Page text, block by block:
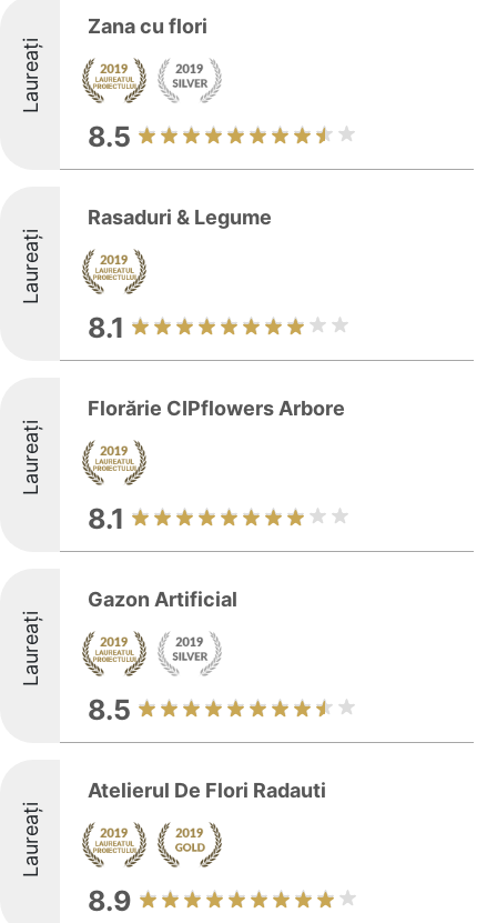
Laureați
Zana cu flori
8.5
Laureați
Rasaduri & Legume
8.1
Laureați
Florărie CIPflowers Arbore
8.1
Laureați
Gazon Artificial
8.5
Laureați
Atelierul De Flori Radauti
8.9